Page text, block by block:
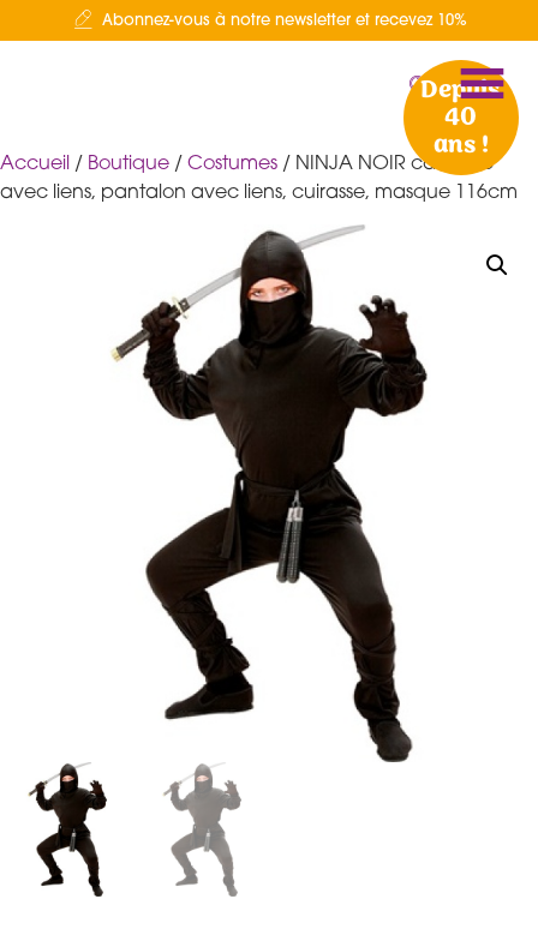
Abonnez-vous à notre newsletter et recevez 10%
Depuis
40
ans !
Accueil / Boutique / Costumes / NINJA NOIR casaque
avec liens, pantalon avec liens, cuirasse, masque 116cm